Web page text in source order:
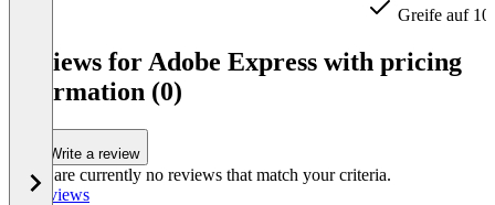
Greife auf
Reviews for Adobe Express with pricing
information (0)
Write a review
There are currently no reviews that match your criteria.
All reviews